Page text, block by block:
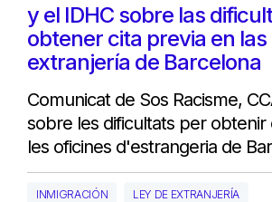
y el IDHC sobre las
obtener cita previa en
extranjería de Barcelona
Comunicat de Sos Racisme,
sobre les dificultats per obtenir
les oficines d'estrangeria de
INMIGRACIÓN LEY DE EXTRANJERÍA